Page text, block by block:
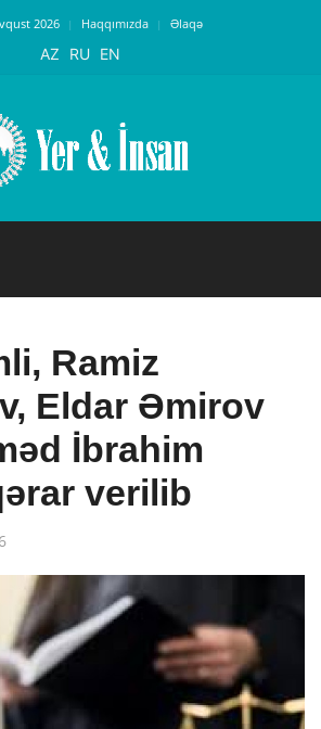
2026 Haqqımızda Əlaqə
AZ RU EN
Ramiz
Eldar Əmirov
İbrahim
verilib